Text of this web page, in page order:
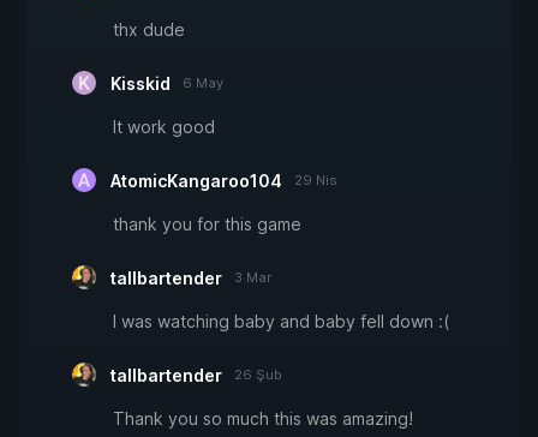
thx dude
Kisskid 6 May
It work good
AtomicKangaroo104 29 Nis
thank you for this game
tallbartender 3 Mar
I was watching baby and baby fell down :(
tallbartender 26 Şub
Thank you so much this was amazing!